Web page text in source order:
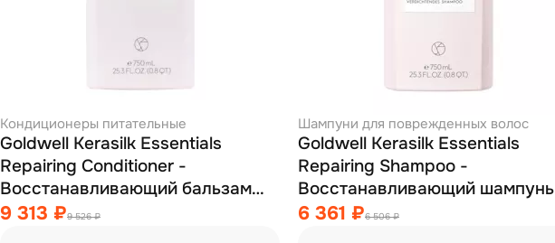
Кондиционеры питательные
Goldwell Kerasilk Essentials
Repairing Conditioner -
Восстанавливающий бальзам
для волос 750 мл
9 313 ₽9 526 ₽
Шампуни для поврежденных волос
Goldwell Kerasilk Essentials
Repairing Shampoo -
Восстанавливающий шампунь
для волос 750 мл
6 361 ₽6 506 ₽